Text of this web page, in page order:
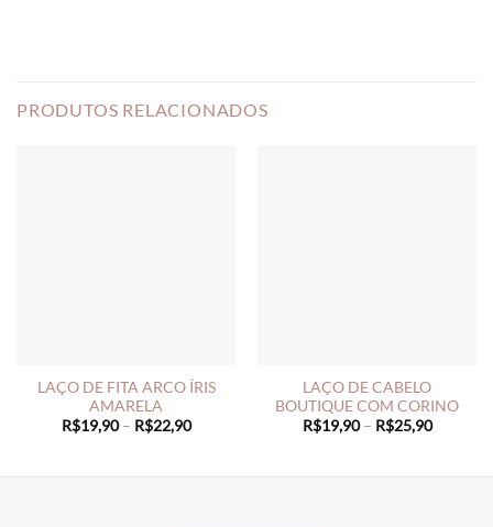
PRODUTOS RELACIONADOS
LAÇO DE FITA ARCO ÍRIS
AMARELA
R$19,90 – R$22,90Price
LAÇO DE CABELO
BOUTIQUE COM CORINO
R$19,90 – R$25,90Price